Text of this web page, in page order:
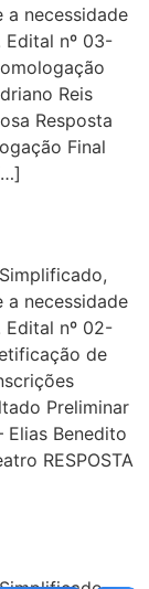
necessidade
nº 03-
Reis
Resposta
Final
necessidade
nº 02-
de
Preliminar
Elias Benedito
RESPOSTA